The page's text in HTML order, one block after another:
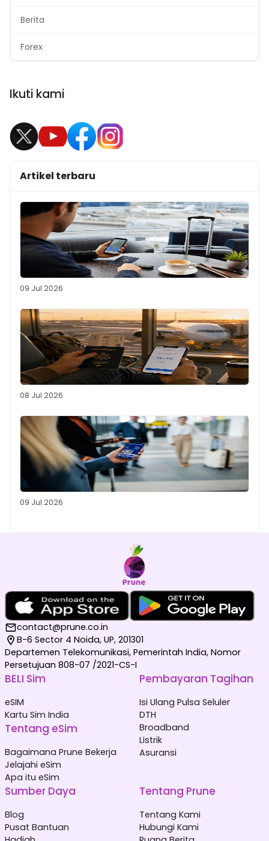
Berita
Forex
Ikuti kami
Artikel terbaru
09 Jul 2026
08 Jul 2026
09 Jul 2026
contact@prune.co.in
B-6 Sector 4 Noida, UP, 201301
Departemen Telekomunikasi, Pemerintah India, Nomor
Persetujuan 808-07 /2021-CS-I
BELI Sim
eSIM
Kartu Sim India
Tentang eSim
Bagaimana Prune Bekerja
Jelajahi eSim
Apa itu eSim
Pembayaran Tagihan
Isi Ulang Pulsa Seluler
DTH
Broadband
Listrik
Asuransi
Sumber Daya
Blog
Pusat Bantuan
Tentang Prune
Tentang Kami
Hubungi Kami